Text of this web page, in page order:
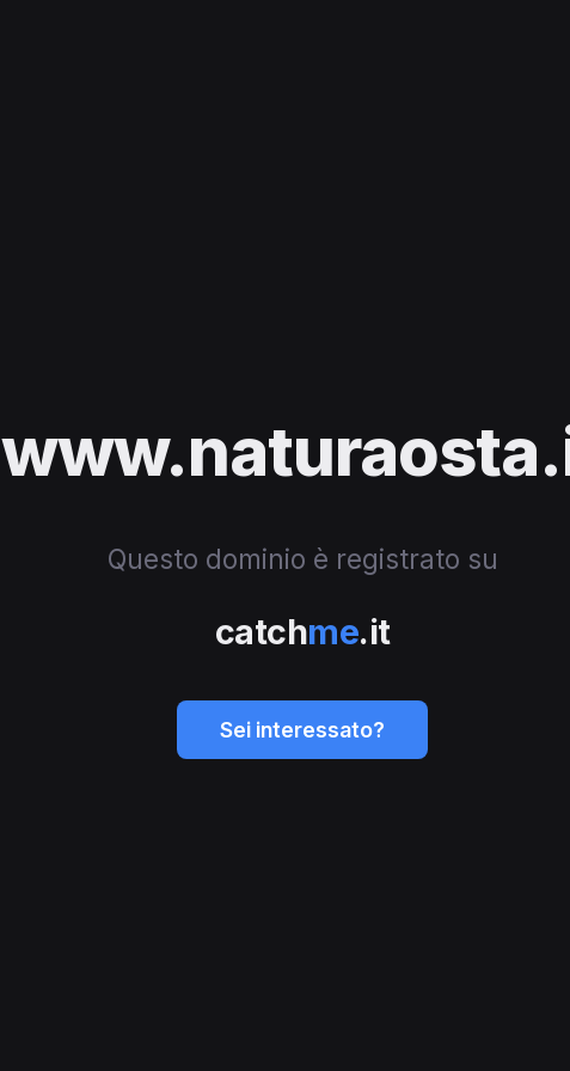
Questo dominio è registrato su
catchme.it
Sei interessato?